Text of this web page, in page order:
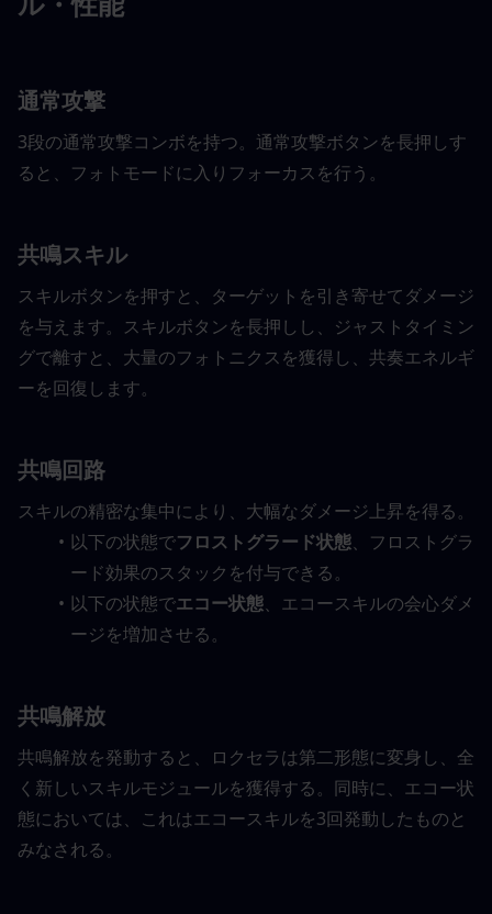
通常攻撃
3段の通常攻撃コンボを持つ。通常攻撃ボタンを長押しす
ると、フォトモードに入りフォーカスを行う。
共鳴スキル
スキルボタンを押すと、ターゲットを引き寄せてダメージ
を与えます。スキルボタンを長押しし、ジャストタイミン
グで離すと、大量のフォトニクスを獲得し、共奏エネルギ
ーを回復します。
共鳴回路
スキルの精密な集中により、大幅なダメージ上昇を得る。
以下の状態でフロストグラード状態、フロストグラ
ード効果のスタックを付与できる。
以下の状態でエコー状態、エコースキルの会心ダメ
ージを増加させる。
共鳴解放
共鳴解放を発動すると、ロクセラは第二形態に変身し、全
く新しいスキルモジュールを獲得する。同時に、エコー状
態においては、これはエコースキルを3回発動したものと
みなされる。